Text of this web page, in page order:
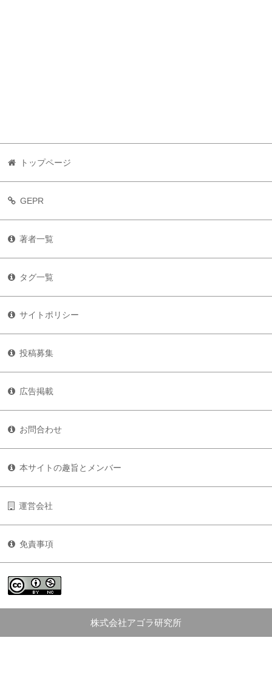
トップページ
GEPR
著者一覧
タグ一覧
サイトポリシー
投稿募集
広告掲載
お問合わせ
本サイトの趣旨とメンバー
運営会社
免責事項
株式会社アゴラ研究所